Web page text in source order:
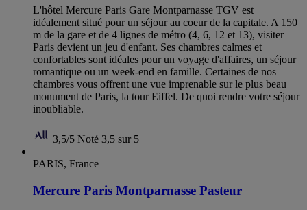
L'hôtel Mercure Paris Gare Montparnasse TGV est
idéalement situé pour un séjour au coeur de la capitale. A 150
m de la gare et de 4 lignes de métro (4, 6, 12 et 13), visiter
Paris devient un jeu d'enfant. Ses chambres calmes et
confortables sont idéales pour un voyage d'affaires, un séjour
romantique ou un week-end en famille. Certaines de nos
chambres vous offrent une vue imprenable sur le plus beau
monument de Paris, la tour Eiffel. De quoi rendre votre séjour
inoubliable.
3,5/5 Noté 3,5 sur 5
PARIS, France
Mercure Paris Montparnasse Pasteur